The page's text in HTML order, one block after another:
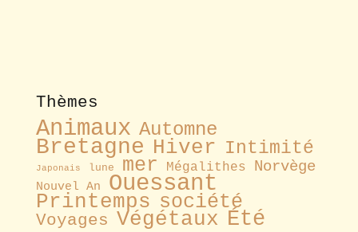
Thèmes
Animaux Automne
Bretagne Hiver Intimité
Japonais lune mer Mégalithes Norvège
Nouvel An Ouessant
Printemps société
Voyages Végétaux Été